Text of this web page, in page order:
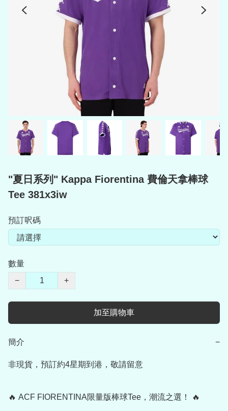
"夏日系列" Kappa Fiorentina 費倫天拿棒球
Tee 381x3iw
預訂呎碼
數量
−
+
加至購物車
簡介 −
非現貨，預訂約4星期到港，敬請留意
🔥 ACF FIORENTINA限量版棒球Tee，潮流之選！ 🔥